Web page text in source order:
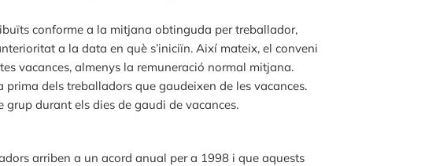
conforme a la mitjana obtinguda per treballador,
a la data en què s’iniciïn. Així mateix, el conveni
vacances, almenys la remuneració normal mitjana.
dels treballadors que gaudeixen de les vacances.
grup durant els dies de gaudi de vacances.
arriben a un acord anual per a 1998 i que aquests